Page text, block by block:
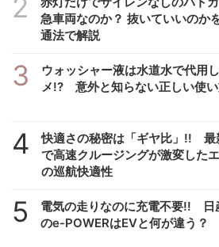
2
急車両なのか？ 抜いていいのか
通法で解説
3
ウォッシャー液は水道水で代用
メ!? 意外と知らない正しい使
4
快適さの秘密は「ギヤ比」!! 最
で高速クルージングが激変した
の巡航快適性
5
電気の走りなのに充電不要!! 日
のe-POWERはEVと何が違う？